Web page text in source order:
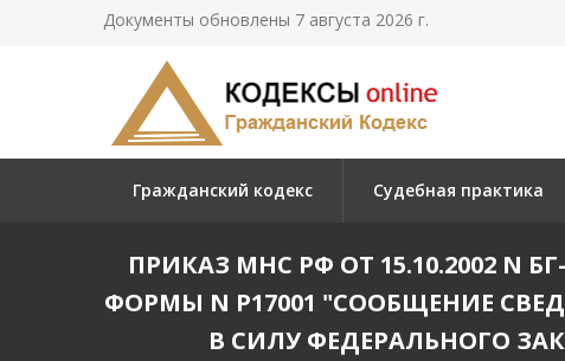
Документы обновлены 7 августа 2026 г.
Гражданский кодекс Судебная практика
ПРИКАЗ МНС РФ ОТ 15.10.2002 N
ФОРМЫ N Р17001 "СООБЩЕНИЕ
В СИЛУ ФЕДЕРАЛЬНОГО